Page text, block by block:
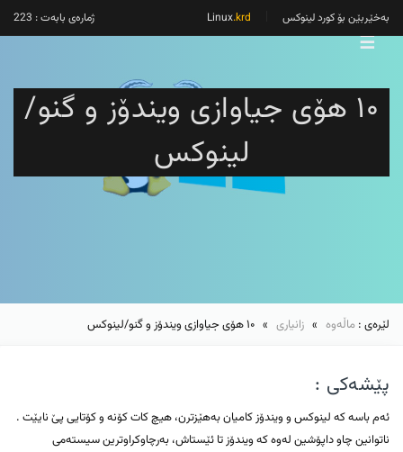
بەخێربێن بۆ کورد لینوکس .krd ژمارەی بابەت : 223
☰
۱۰ هۆی جیاوازی ویندۆز و گنو/
لینوکس
لێرەی : ماڵەوە » زانیاری » ۱۰ هۆی جیاوازی ویندۆز و گنو/لینوکس
پێشەکی :
ئەم باسە کە لینوکس و ویندۆز کامیان بەهێزترن، هیچ کات کۆنە و کۆتایی پێ نایێت .
ناتوانین چاو داپۆشین لەوە کە ویندۆز تا ئێستاش، بەرچاوکراوترین سیستەمی